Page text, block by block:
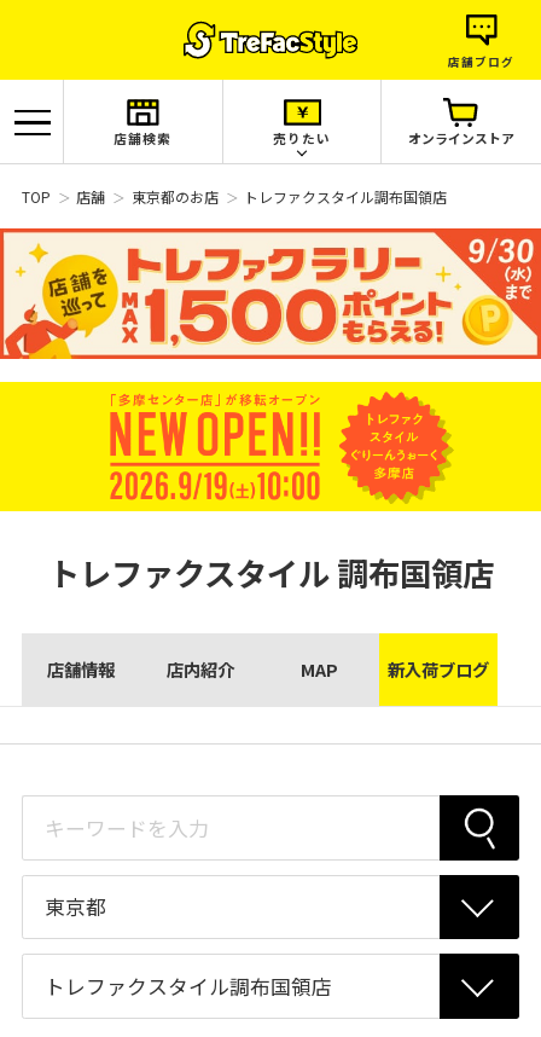
店舗ブログ
店舗検索 売りたい オンラインストア
TOP 店舗 東京都のお店 トレファクスタイル調布国領店
トレファクスタイル調布国領店
店舗情報 店内紹介 MAP 新入荷ブログ